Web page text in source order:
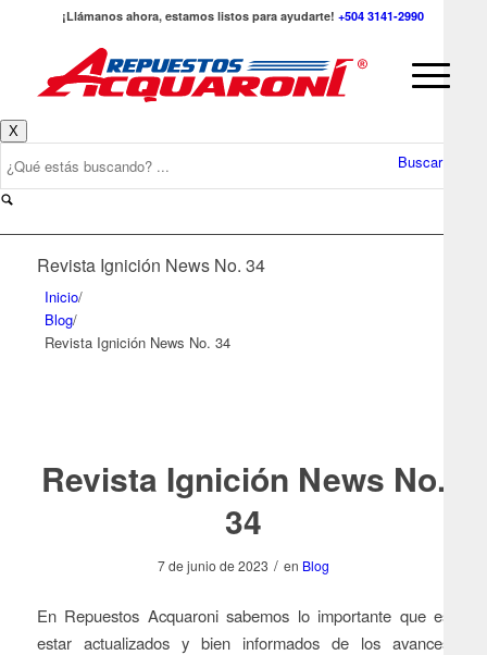
¡Llámanos ahora, estamos listos para ayudarte!+504 3141-2990
Buscar
X
Revista Ignición News No. 34
Inicio/
Blog/
Revista Ignición News No. 34
Revista Ignición News No.
34
7 de junio de 2023 / en Blog
En Repuestos Acquaroni sabemos lo importante que es
estar actualizados y bien informados de los avances